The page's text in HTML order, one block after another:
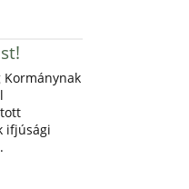
Kormánynak
ifjúsági